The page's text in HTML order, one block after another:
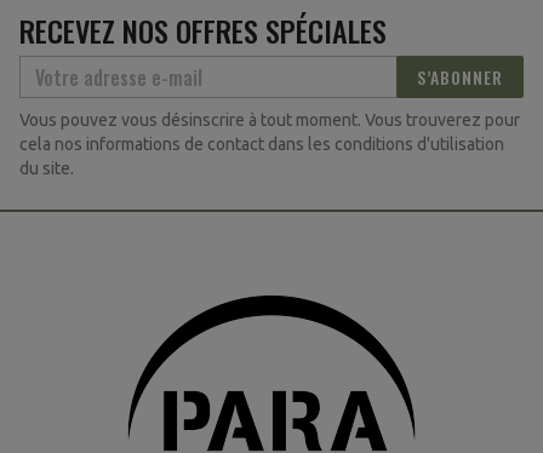
RECEVEZ NOS OFFRES SPÉCIALES
S’ABONNER
Vous pouvez vous désinscrire à tout moment. Vous trouverez pour
cela nos informations de contact dans les conditions d'utilisation
du site.